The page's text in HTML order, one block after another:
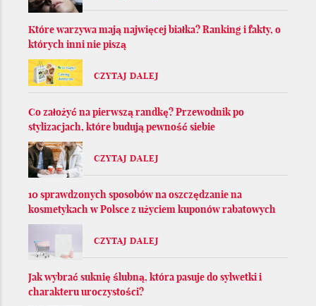
Które warzywa mają najwięcej białka? Ranking i fakty, o
których inni nie piszą
CZYTAJ DALEJ
Co założyć na pierwszą randkę? Przewodnik po
stylizacjach, które budują pewność siebie
CZYTAJ DALEJ
10 sprawdzonych sposobów na oszczędzanie na
kosmetykach w Polsce z użyciem kuponów rabatowych
CZYTAJ DALEJ
Jak wybrać suknię ślubną, która pasuje do sylwetki i
charakteru uroczystości?